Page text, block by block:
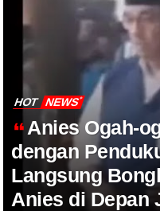
HOT NEWS
Anies Ogah-
dengan
Langsung
Anies di Depan